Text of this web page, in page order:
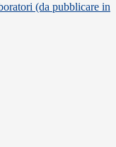
(da pubblicare in